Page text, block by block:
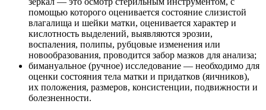
помощью которого оценивается состояние слизистой
влагалища и шейки матки, оценивается характер и
кислотность выделений, выявляются эрозии,
воспаления, полипы, рубцовые изменения или
новообразования, проводится забор мазков для анализа;
бимануальное (ручное) исследование — необходимо для
оценки состояния тела матки и придатков (яичников),
их положения, размеров, консистенции, подвижности и
болезненности.